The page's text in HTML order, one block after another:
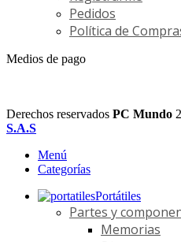
Pedidos
Política de
Medios de pago
Derechos reservados PC Mundo
S.A.S
Menú
Categorías
Portátiles
Partes y
Memorias